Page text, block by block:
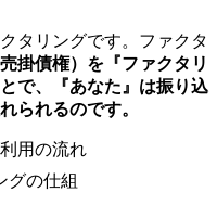
タリングです。ファクタ
掛債権）を『ファクタリ
で、『あなた』は振り込
られるのです。
グの仕組